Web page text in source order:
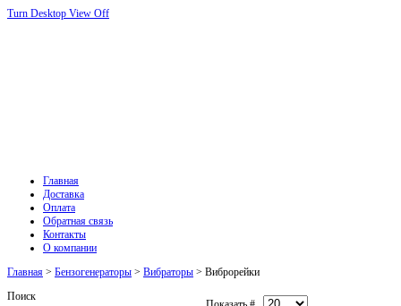
Turn Desktop View Off
Главная
Доставка
Оплата
Обратная связь
Контакты
О компании
Главная > Бензогенераторы > Вибраторы > Виброрейки
Поиск